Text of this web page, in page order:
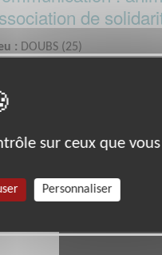
de
: DOUBS (25)
:
sur ceux que
Personnaliser